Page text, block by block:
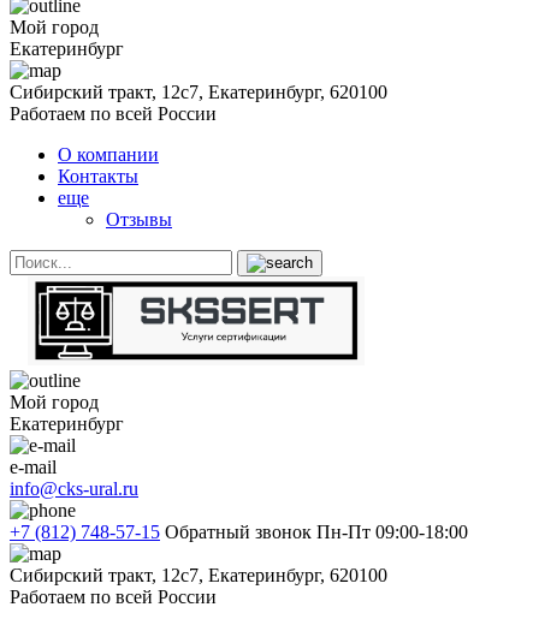
Мой город
Екатеринбург
Сибирский тракт, 12с7, Екатеринбург, 620100
Работаем по всей России
О компании
Контакты
еще
Отзывы
Мой город
Екатеринбург
e-mail
info@cks-ural.ru
+7 (812) 748-57-15 Обратный звонок Пн-Пт 09:00-18:00
Сибирский тракт, 12с7, Екатеринбург, 620100
Работаем по всей России